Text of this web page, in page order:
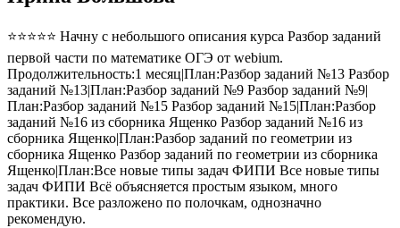
⭐⭐⭐⭐⭐ Начну с небольшого описания курса Разбор заданий
первой части по математике ОГЭ от webium.
Продолжительность:1 месяц|План:Разбор заданий №13 Разбор
заданий №13|План:Разбор заданий №9 Разбор заданий №9|
План:Разбор заданий №15 Разбор заданий №15|План:Разбор
заданий №16 из сборника Ященко Разбор заданий №16 из
сборника Ященко|План:Разбор заданий по геометрии из
сборника Ященко Разбор заданий по геометрии из сборника
Ященко|План:Все новые типы задач ФИПИ Все новые типы
задач ФИПИ Всё объясняется простым языком, много
практики. Все разложено по полочкам, однозначно
рекомендую.